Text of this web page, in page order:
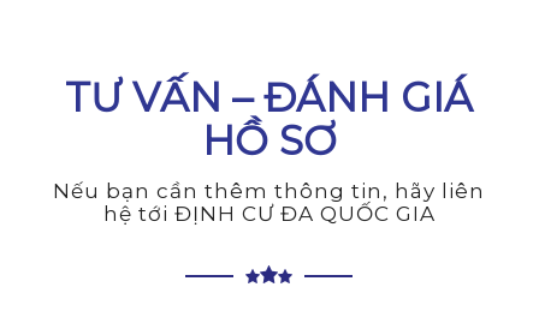
TƯ VẤN – ĐÁNH GIÁ
HỒ SƠ
Nếu bạn cần thêm thông tin, hãy liên
hệ tới ĐỊNH CƯ ĐA QUỐC GIA